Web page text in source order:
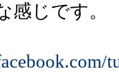
感じです。